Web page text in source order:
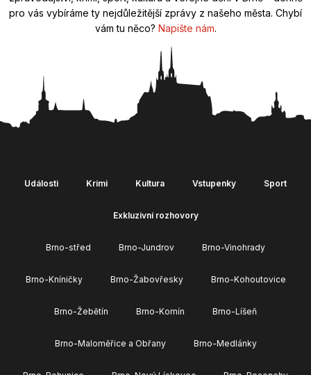
pro vás vybíráme ty nejdůležitější zprávy z našeho města. Chybí
vám tu něco? Napište nám.
Události Krimi Kultura Vstupenky Sport
Exkluzivní rozhovory
Brno-střed Brno-Jundrov Brno-Vinohrady
Brno-Kníničky Brno-Žabovřesky Brno-Kohoutovice
Brno-Žebětín Brno-Komín Brno-Líšeň
Brno-Maloměřice a Obřany Brno-Medlánky